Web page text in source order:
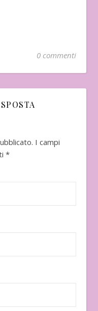
0 commenti
I campi
*